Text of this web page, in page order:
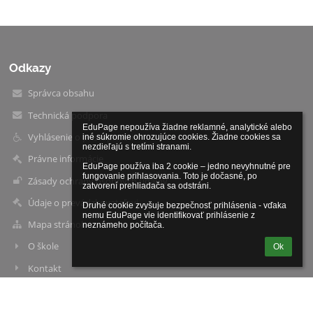
EduPage nepoužíva žiadne reklamné, analytické alebo
iné súkromie ohrozujúce cookies. Žiadne cookies sa
nezdieľajú s tretími stranami.
EduPage používa iba 2 cookie – jedno nevyhnutné pre
fungovanie prihlasovania. Toto je dočasné, po
zatvorení prehliadača sa odstráni.
Druhé cookie zvyšuje bezpečnosť prihlásenia - vďaka
nemu EduPage vie identifikovať prihlásenie z
neznámeho počítača.
Ok
Odkazy
Správca obsahu
Technická podpora
Vyhlásenie o prístupnosti
Právne informácie
Zásady ochrany osobných údajov
Údaje o prevádzkovateľovi
Mapa stránok
O škole
Kontakt